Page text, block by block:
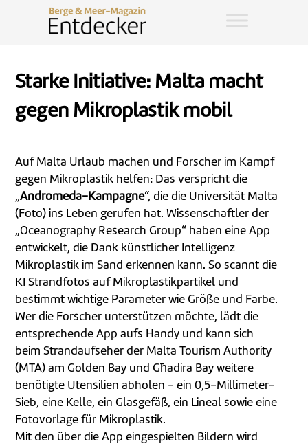
Starke Initiative: Malta macht
gegen Mikroplastik mobil
Auf Malta Urlaub machen und Forscher im Kampf
gegen Mikroplastik helfen: Das verspricht die
„Andromeda-Kampagne“, die die Universität Malta
(Foto) ins Leben gerufen hat. Wissenschaftler der
„Oceanography Research Group“ haben eine App
entwickelt, die Dank künstlicher Intelligenz
Mikroplastik im Sand erkennen kann. So scannt die
KI Strandfotos auf Mikroplastikpartikel und
bestimmt wichtige Parameter wie Größe und Farbe.
Wer die Forscher unterstützen möchte, lädt die
entsprechende App aufs Handy und kann sich
beim Strandaufseher der Malta Tourism Authority
(MTA) am Golden Bay und Għadira Bay weitere
benötigte Utensilien abholen - ein 0,5-Millimeter-
Sieb, eine Kelle, ein Glasgefäß, ein Lineal sowie eine
Fotovorlage für Mikroplastik.
Mit den über die App eingespielten Bildern wird